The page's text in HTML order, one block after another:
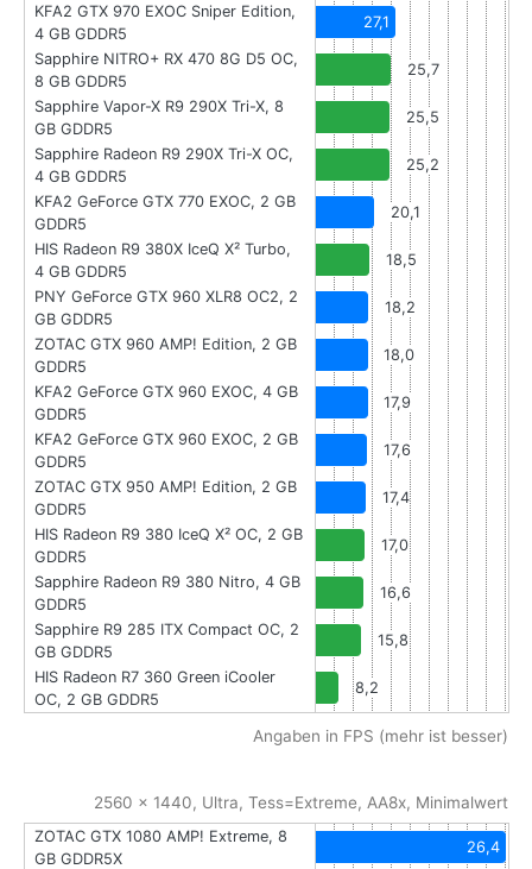
KFA2 GTX 970 EXOC Sniper Edition,
4 GB GDDR5
27,1
Sapphire NITRO+ RX 470 8G D5 OC,
8 GB GDDR5
25,7
Sapphire Vapor-X R9 290X Tri-X, 8
GB GDDR5
25,5
Sapphire Radeon R9 290X Tri-X OC,
4 GB GDDR5
25,2
KFA2 GeForce GTX 770 EXOC, 2 GB
GDDR5
20,1
HIS Radeon R9 380X IceQ X² Turbo,
4 GB GDDR5
18,5
PNY GeForce GTX 960 XLR8 OC2, 2
GB GDDR5
18,2
ZOTAC GTX 960 AMP! Edition, 2 GB
GDDR5
18,0
KFA2 GeForce GTX 960 EXOC, 4 GB
GDDR5
17,9
KFA2 GeForce GTX 960 EXOC, 2 GB
GDDR5
17,6
ZOTAC GTX 950 AMP! Edition, 2 GB
GDDR5
17,4
HIS Radeon R9 380 IceQ X² OC, 2 GB
GDDR5
17,0
Sapphire Radeon R9 380 Nitro, 4 GB
GDDR5
16,6
Sapphire R9 285 ITX Compact OC, 2
GB GDDR5
15,8
HIS Radeon R7 360 Green iCooler
OC, 2 GB GDDR5
8,2
Angaben in FPS (mehr ist besser)
2560 x 1440, Ultra, Tess=Extreme, AA8x, Minimalwert
ZOTAC GTX 1080 AMP! Extreme, 8
GB GDDR5X
26,4